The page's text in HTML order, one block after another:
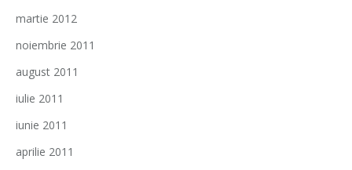
martie 2012
noiembrie 2011
august 2011
iulie 2011
iunie 2011
aprilie 2011